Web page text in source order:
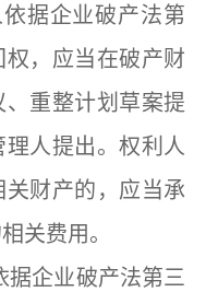
据企业破产法第
，应当在破产财
重整计划草案提
人提出。权利人
财产的，应当承
关费用。
企业破产法第三